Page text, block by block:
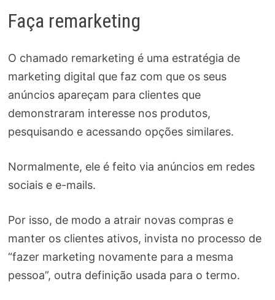
Faça remarketing
O chamado remarketing é uma estratégia de
marketing digital que faz com que os seus
anúncios apareçam para clientes que
demonstraram interesse nos produtos,
pesquisando e acessando opções similares.
Normalmente, ele é feito via anúncios em redes
sociais e e-mails.
Por isso, de modo a atrair novas compras e
manter os clientes ativos, invista no processo de
“fazer marketing novamente para a mesma
pessoa”, outra definição usada para o termo.